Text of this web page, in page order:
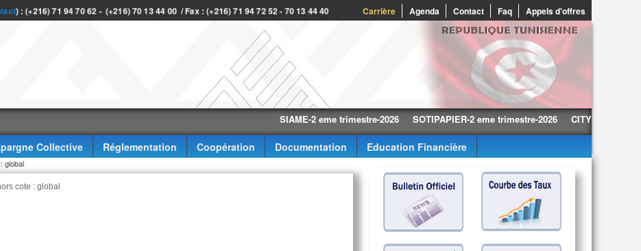
Carrière Agenda Contact Faq Appels d'offres
) : (+216) 71 94 70 62 - (+216) 70 13 44 00 / Fax : (+216) 71 94 72 52 - 70 13 44 40
SIAME-2 eme trimestre-2026 SOTIPAPIER-2 eme trimestre-2026 CITY CARS-2 eme
Collective Réglementation Coopération Documentation
Education Financière
global
cote : global